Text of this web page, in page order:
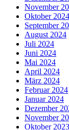
November
Oktober 2024
September
August 2024
Juli 2024
Juni 2024
Mai 2024
April 2024
März 2024
Februar 2024
Januar 2024
Dezember
November
Oktober 2023